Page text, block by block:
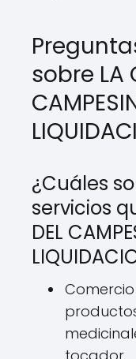
sobre LA
¿Cuáles
servicios
DEL